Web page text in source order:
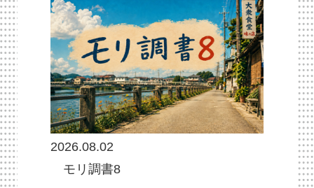
2026.08.02
モリ調書8